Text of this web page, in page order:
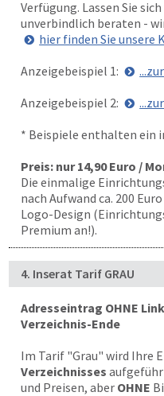
Verfügung. Lassen Sie
unverbindlich beraten -
hier finden Sie unsere
Anzeigebeispiel 1:
Anzeigebeispiel 2:
* Beispiele enthalten ein
Preis: nur 14,90 Euro /
Die einmalige
nach Aufwand ca. 200
Logo-Design
Premium an!).
4. Inserat Tarif GRAU
Adresseintrag OHNE
Verzeichnis-Ende
Im Tarif "Grau" wird Ihre
Verzeichnisses
und Preisen, aber OHNE